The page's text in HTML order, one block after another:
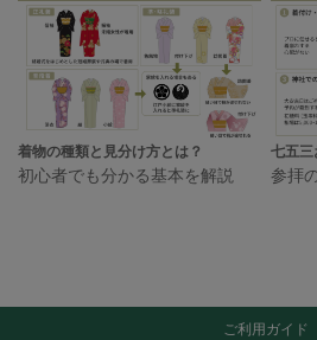
着物の種類と見分け方とは？
初心者でも分かる基本を解説
七五三
参拝
ご利用ガイド